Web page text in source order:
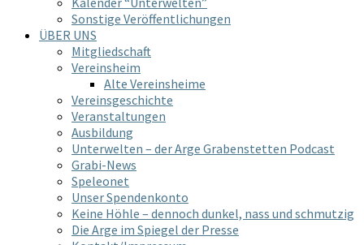
Sonstige Veröffentlichungen
ÜBER UNS
Mitgliedschaft
Vereinsheim
Alte Vereinsheime
Vereinsgeschichte
Veranstaltungen
Ausbildung
Unterwelten – der Arge Grabenstetten Podcast
Grabi-News
Speleonet
Unser Spendenkonto
Keine Höhle – dennoch dunkel, nass und schmutzig
Die Arge im Spiegel der Presse